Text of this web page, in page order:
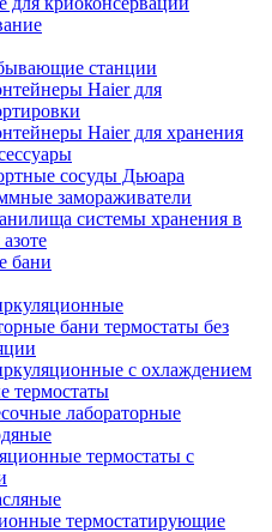
станции
Haier для
Haier для хранения
сосуды Дьюара
замораживатели
системы хранения в
бани
бани термостаты без
с охлаждением
термостаты
лабораторные
термостаты с
термостатирующие